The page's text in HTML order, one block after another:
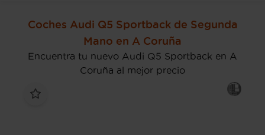
Coches Audi Q5 Sportback de Segunda
Mano en A Coruña
Encuentra tu nuevo Audi Q5 Sportback en A
Coruña al mejor precio